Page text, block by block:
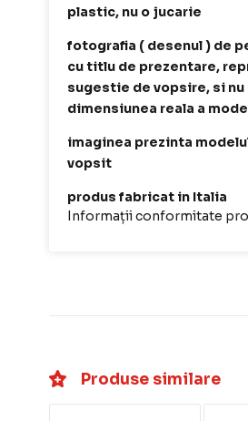
plastic, nu o jucarie
fotografia ( desenul ) de
cu titlu de prezentare,
sugestie de vopsire, si nu
dimensiunea reala a
imaginea prezinta
vopsit
produs fabricat in Italia
Informații conformitate
Produse similare